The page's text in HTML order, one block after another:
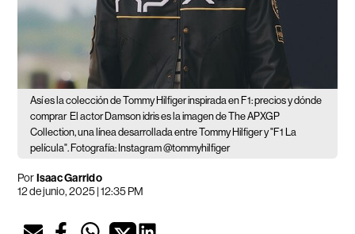
Así es la colección de Tommy Hilfiger inspirada en F1: precios y dónde
comprar El actor Damson idris es la imagen de The APXGP
Collection, una línea desarrollada entre Tommy Hilfiger y "F1 La
película". Fotografía: Instagram @tommyhilfiger
PorIsaac Garrido
12 de junio, 2025 | 12:35 PM